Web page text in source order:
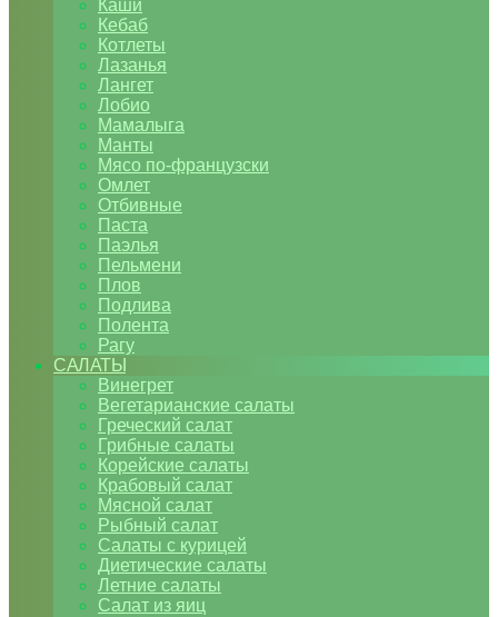
Каши
Кебаб
Котлеты
Лазанья
Лангет
Лобио
Мамалыга
Манты
Мясо по-французски
Омлет
Отбивные
Паста
Паэлья
Пельмени
Плов
Подлива
Полента
Рагу
САЛАТЫ
Винегрет
Вегетарианские салаты
Греческий салат
Грибные салаты
Корейские салаты
Крабовый салат
Мясной салат
Рыбный салат
Салаты с курицей
Диетические салаты
Летние салаты
Салат из яиц